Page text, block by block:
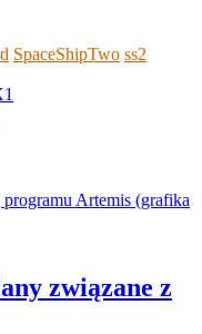
SpaceShipTwo ss2
związane z